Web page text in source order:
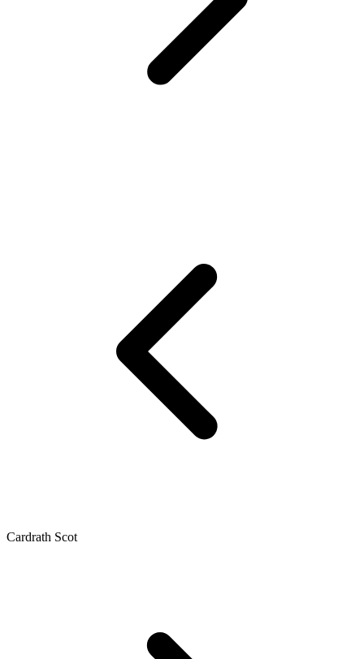
Cardrath Scot